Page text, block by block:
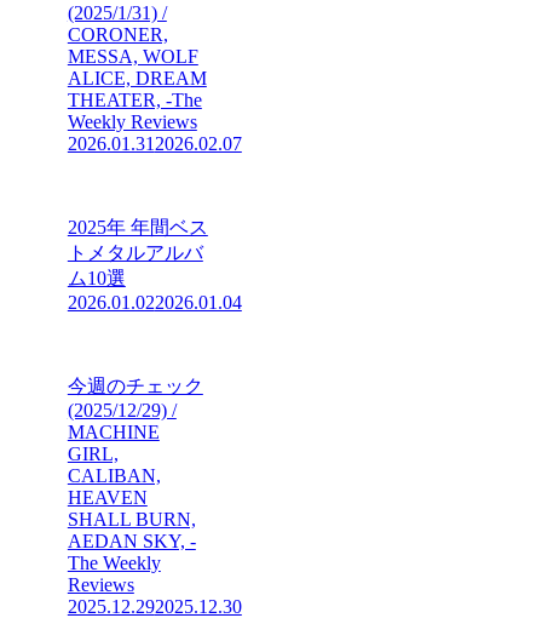
(2025/1/31) /
CORONER,
MESSA, WOLF
ALICE, DREAM
THEATER, -The
Weekly Reviews
2026.01.31 2026.02.07
2025年 年間ベス
トメタルアルバ
ム10選
2026.01.022026.01.04
今週のチェック
(2025/12/29) /
MACHINE
GIRL,
CALIBAN,
HEAVEN
SHALL BURN,
AEDAN SKY, -
The Weekly
Reviews
2025.12.292025.12.30